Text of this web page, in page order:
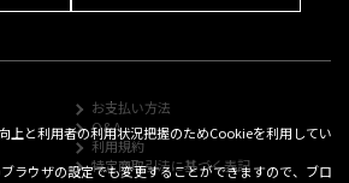
お支払い方法
Q&A
利用規約
特定商取引法に基づく表記
上と利用者の利用状況把握のためCookieを利用してい
ラウザの設定でも変更することができますので、ブロ